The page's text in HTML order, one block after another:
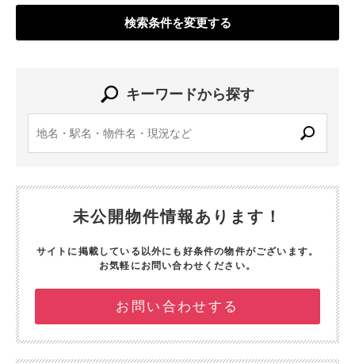
検索条件を変更する
キーワードから探す
未公開物件情報あります！
サイトに掲載している以外にも好条件の物件がございます。
お気軽にお問い合わせください。
お問い合わせする